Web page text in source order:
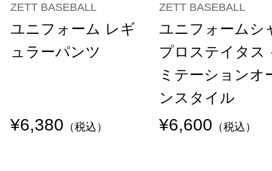
ZETT BASEBALL
ユニフォーム レギ
ュラーパンツ
¥6,380 （税込）
ZETT BASEBALL
ユニフォームシ
プロステイタス
ミテーションオ
ンスタイル
¥6,600 （税込）